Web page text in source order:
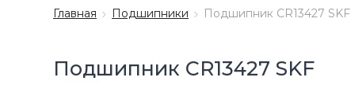
Главная Подшипники Подшипник CR13427 SKF
Подшипник CR13427 SKF